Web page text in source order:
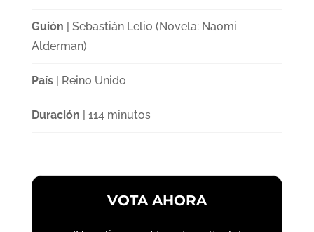
Guión | Sebastián Lelio (Novela: Naomi
Alderman)
País| Reino Unido
Duración | 114 minutos
VOTA AHORA